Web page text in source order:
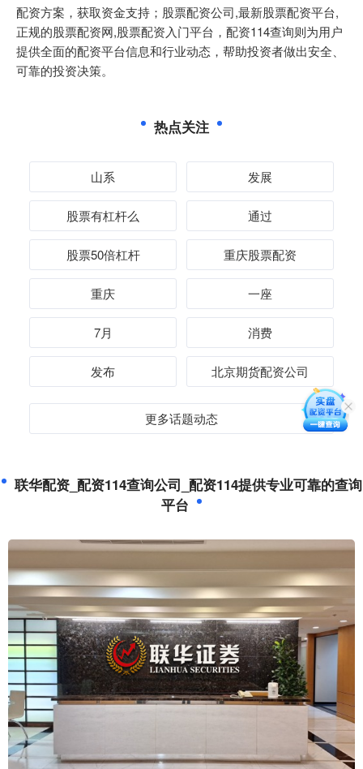
配资方案，获取资金支持；股票配资公司,最新股票配资平台,
正规的股票配资网,股票配资入门平台，配资114查询则为用户
提供全面的配资平台信息和行业动态，帮助投资者做出安全、
可靠的投资决策。
热点关注
山系 发展
股票有杠杆么 通过
股票50倍杠杆 重庆股票配资
重庆 一座
7月 消费
发布 北京期货配资公司
更多话题动态
联华配资_配资114查询公司_配资114提供专业可靠的查询
平台